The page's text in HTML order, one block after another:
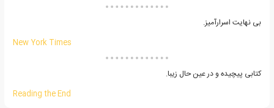
بی نهایت اسرارآمیز.
New York Times
کتابی پیچیده و در عین حال زیبا.
Reading the End